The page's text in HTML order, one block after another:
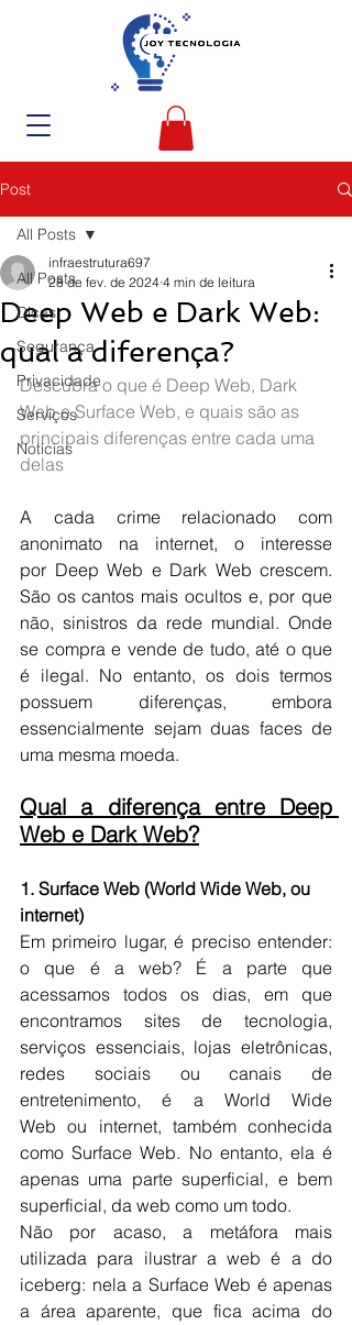
Post
All Posts
Dicas
Segurança
Privacidade
Serviços
Notícias
All Posts
Deep Web e Dark Web:
qual a diferença?
infraestrutura697
28 de fev. de 2024 4 min de leitura
Descubra o que é Deep Web, Dark
Web e Surface Web, e quais são as
principais diferenças entre cada uma
delas
A cada crime relacionado com
anonimato na internet, o interesse
por Deep Web e Dark Web crescem.
São os cantos mais ocultos e, por que
não, sinistros da rede mundial. Onde
se compra e vende de tudo, até o que
é ilegal. No entanto, os dois termos
possuem diferenças, embora
essencialmente sejam duas faces de
uma mesma moeda.
Qual a diferença entre Deep
Web e Dark Web?
1. Surface Web (World Wide Web, ou
internet)
Em primeiro lugar, é preciso entender:
o que é a web? É a parte que
acessamos todos os dias, em que
encontramos sites de tecnologia,
serviços essenciais, lojas eletrônicas,
redes sociais ou canais de
entretenimento, é a World Wide
Web ou internet, também conhecida
como Surface Web. No entanto, ela é
apenas uma parte superficial, e bem
superficial, da web como um todo.
Não por acaso, a metáfora mais
utilizada para ilustrar a web é a do
iceberg: nela a Surface Web é apenas
a área aparente, que fica acima do